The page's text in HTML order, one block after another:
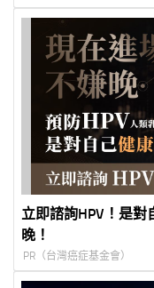
立即諮詢HPV！是
晚！
PR（台灣癌症基金會）